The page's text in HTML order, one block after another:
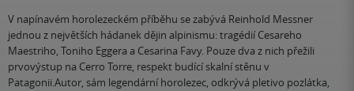
V napínavém horolezeckém příběhu se zabývá Reinhold Messner
jednou z největších hádanek dějin alpinismu: tragédií Cesareho
Maestriho, Toniho Eggera a Cesarina Favy. Pouze dva z nich přežili
prvovýstup na Cerro Torre, respekt budící skalní stěnu v
Patagonii.Autor, sám legendární horolezec, odkrývá pletivo pozlátka,